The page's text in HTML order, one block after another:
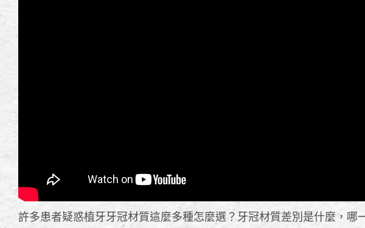
許多患者疑惑植牙牙冠材質這麼多種怎麼選？牙冠材質差別是什麼，哪